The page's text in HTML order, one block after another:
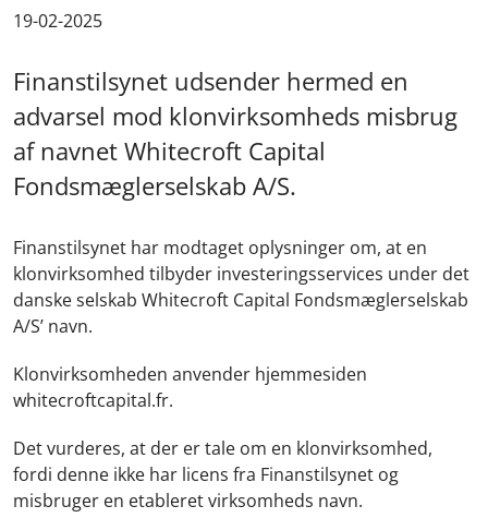
19-02-2025
Finanstilsynet udsender hermed en
advarsel mod klonvirksomheds misbrug
af navnet Whitecroft Capital
Fondsmæglerselskab A/S.
Finanstilsynet har modtaget oplysninger om, at en
klonvirksomhed tilbyder investeringsservices under det
danske selskab Whitecroft Capital Fondsmæglerselskab
A/S’ navn.
Klonvirksomheden anvender hjemmesiden
whitecroftcapital.fr.
Det vurderes, at der er tale om en klonvirksomhed,
fordi denne ikke har licens fra Finanstilsynet og
misbruger en etableret virksomheds navn.